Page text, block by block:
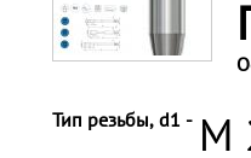
Тип резьбы, d1 - M